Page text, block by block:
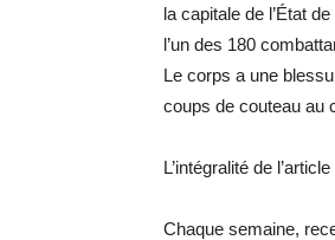
la capitale de l’État
l’un des 180
Le corps a une
coups de couteau au
L’intégralité de
Chaque semaine,